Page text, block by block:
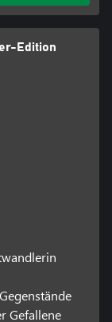
Edition
Gefallene